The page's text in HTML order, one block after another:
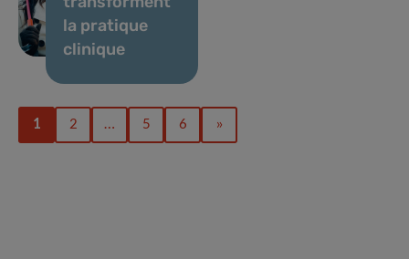
la pratique
clinique
1 2 … 5 6 »